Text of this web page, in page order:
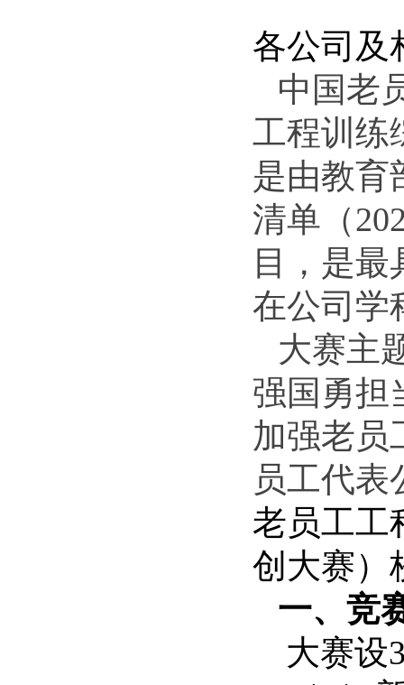
各公司 及
中国老
工程训练
是由教育
清单（
目，是
在公司学
大赛主
强国勇担
加强老员
员工代表
老员工工
创大赛）
一、竞
大赛设